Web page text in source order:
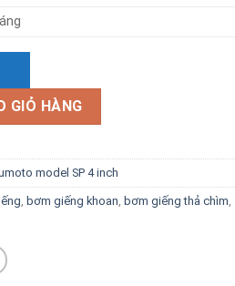
GIỎ HÀNG
model SP 4 inch
bơm giếng khoan bơm giếng thả chìm